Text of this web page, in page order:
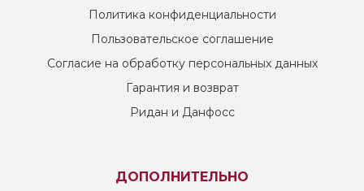
Политика конфиденциальности
Пользовательское соглашение
Согласие на обработку персональных данных
Гарантия и возврат
Ридан и Данфосс
ДОПОЛНИТЕЛЬНО